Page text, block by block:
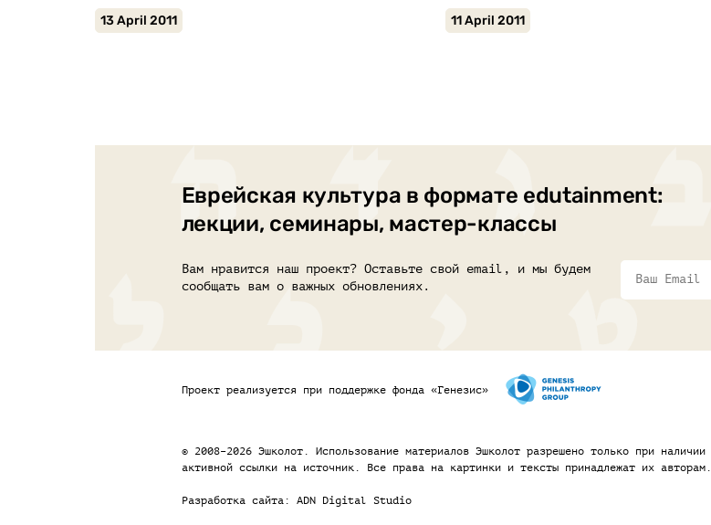
13 April 2011 11 April 2011
Еврейская культура в формате edutainment:
лекции, семинары, мастер-классы
Вам нравится наш проект? Оставьте свой email, и мы будем
сообщать вам о важных обновлениях.
Проект реализуется при поддержке фонда «Генезис»
© 2008–2026 Эшколот. Использование материалов Эшколот разрешено только при наличии
активной ссылки на источник. Все права на картинки и тексты принадлежат их авторам.
Разработка сайта: ADN Digital Studio